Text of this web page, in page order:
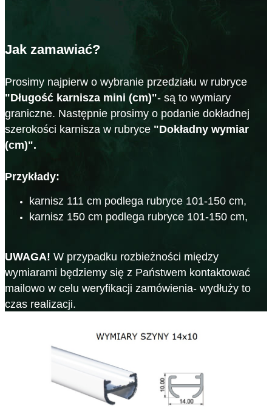
Jak zamawiać?
Prosimy najpierw o wybranie przedziału w rubryce
"Długość karnisza mini (cm)"- są to wymiary
graniczne. Następnie prosimy o podanie dokładnej
szerokości karnisza w rubryce "Dokładny wymiar
(cm)".
Przykłady:
karnisz 111 cm podlega rubryce 101-150 cm,
karnisz 150 cm podlega rubryce 101-150 cm,
UWAGA! W przypadku rozbieżności między
wymiarami będziemy się z Państwem kontaktować
mailowo w celu weryfikacji zamówienia- wydłuży to
czas realizacji.